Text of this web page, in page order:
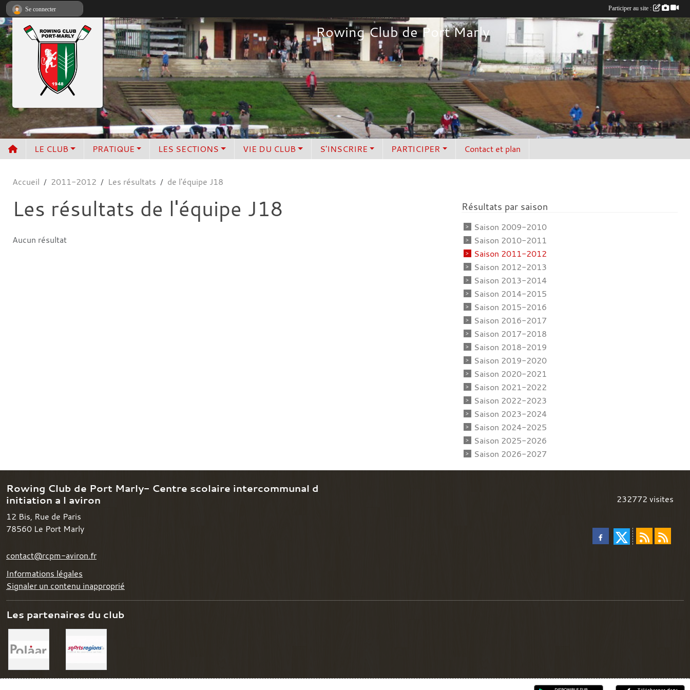
Rowing Club de Port Marly
LE CLUB PRATIQUE LES SECTIONS VIE DU CLUB S'INSCRIRE PARTICIPER Contact et plan
Accueil 2011-2012 Les résultats de l'équipe J18
Les résultats de l'équipe J18
Aucun résultat
Résultats par saison
Saison 2009-2010
Saison 2010-2011
Saison 2011-2012
Saison 2012-2013
Saison 2013-2014
Saison 2014-2015
Saison 2015-2016
Saison 2016-2017
Saison 2017-2018
Saison 2018-2019
Saison 2019-2020
Saison 2020-2021
Saison 2021-2022
Saison 2022-2023
Saison 2023-2024
Saison 2024-2025
Saison 2025-2026
Saison 2026-2027
Rowing Club de Port Marly- Centre scolaire intercommunal d
initiation a l aviron
12 Bis, Rue de Paris
78560 Le Port Marly
contact@rcpm-aviron.fr
Informations légales
Signaler un contenu inapproprié
232772 visites
Les partenaires du club
Se connecter Participer au site :
Panneau de gestion des cookies